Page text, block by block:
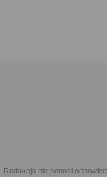
Redakcja nie ponosi